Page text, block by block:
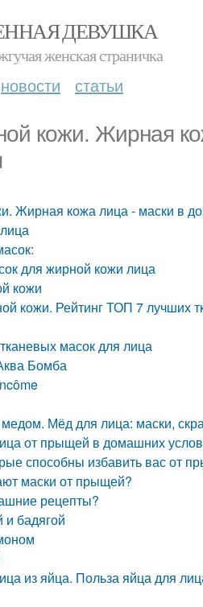
ДЕВУШКА
женская страничка
новости статьи
кожи. Жирная
Жирная кожа лица - маски в
для жирной кожи лица
кожи
кожи. Рейтинг ТОП 7 лучших
масок для лица
Бомба
Мёд для лица: маски,
от прыщей в домашних
способны избавить вас от
маски от прыщей?
рецепты?
и бадягой
из яйца. Польза яйца для